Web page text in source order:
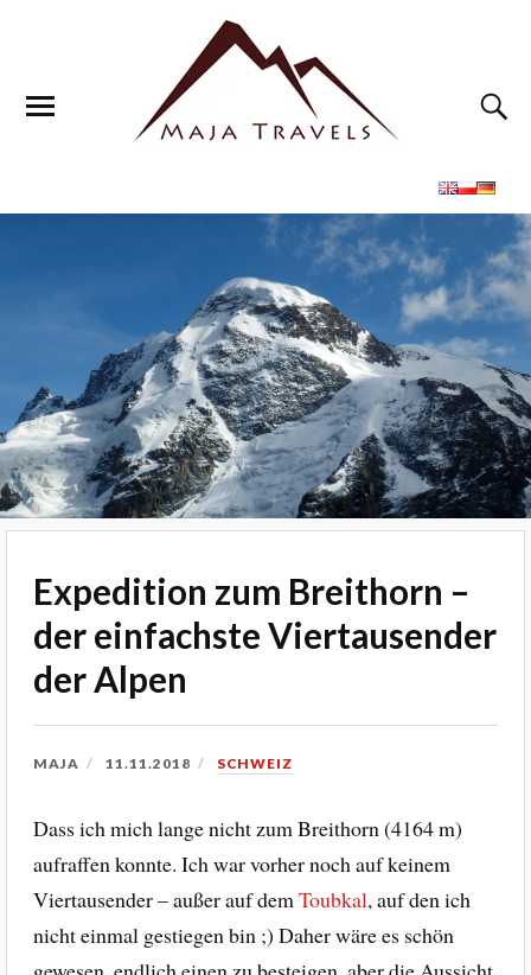
Expedition zum Breithorn –
der einfachste Viertausender
der Alpen
MAJA 11.11.2018 SCHWEIZ
Dass ich mich lange nicht zum Breithorn (4164 m)
aufraffen konnte. Ich war vorher noch auf keinem
Viertausender – außer auf demToubkal, auf den ich
nicht einmal gestiegen bin ;) Daher wäre es schön